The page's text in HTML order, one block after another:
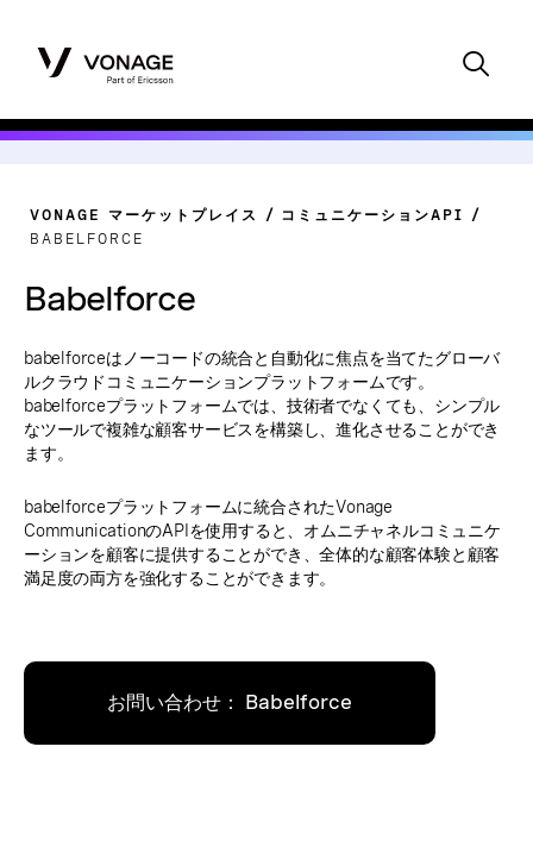
VONAGE マーケットプレイス
コミュニケーションAPI
BABELFORCE
Babelforce
babelforceはノーコードの統合と自動化に焦点を当てたグローバ
ルクラウドコミュニケーションプラットフォームです。
babelforceプラットフォームでは、技術者でなくても、シンプル
なツールで複雑な顧客サービスを構築し、進化させることができ
ます。
babelforceプラットフォームに統合されたVonage
CommunicationのAPIを使用すると、オムニチャネルコミュニケ
ーションを顧客に提供することができ、全体的な顧客体験と顧客
満足度の両方を強化することができます。
お問い合わせ： Babelforce